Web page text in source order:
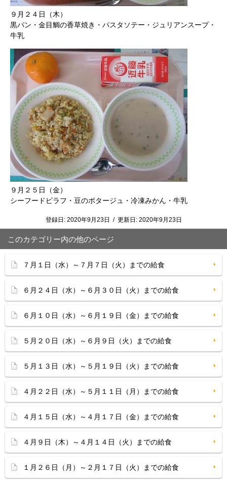
９月２４日（木）
黒パン・金目鯛の香草焼き・パスタソテー・ジュリアンスープ・
牛乳
９月２５日（金）
シーフードピラフ・豆のポタージュ・冷凍みかん・牛乳
登録日: 2020年9月23日 / 更新日: 2020年9月23日
このカテゴリー内の他のページ
７月１日（水）～７月７日（火）までの給食
６月２４日（水）～６月３０日（火）までの給食
６月１０日（水）～６月１９日（金）までの給食
５月２０日（水）～６月９日（火）までの給食
５月１３日（水）～５月１９日（火）までの給食
４月２２日（水）～５月１１日（月）までの給食
４月１５日（水）～４月１７日（金）までの給食
４月９日（木）～４月１４日（火）までの給食
１月２６日（月）～２月１７日（火）までの給食